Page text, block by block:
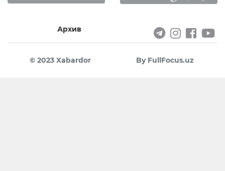
Архив
© 2023 Xabardor By FullFocus.uz